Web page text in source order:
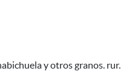
y otros granos. rur.